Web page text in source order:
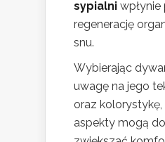
sypialni
regenerację
snu.
Wybierając
uwagę na jego
oraz
aspekty mogą